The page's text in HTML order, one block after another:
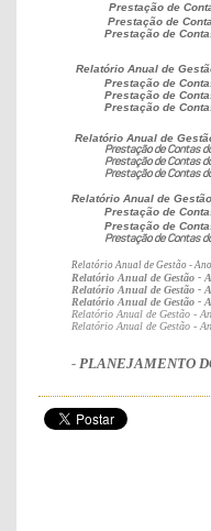
Prestação de
Prestação de
Prestação de
Relatório Anual de
Prestação de
Prestação de
Prestação de
Relatório Anual de
Prestação de Contas
Prestação de Contas
Prestação de Contas
Relatório Anual de
Prestação de
Prestação de
Prestação de Contas
Relatório Anual de Gestão -
Relatório Anual de Gestão -
Relatório Anual de Gestão -
Relatório Anual de Gestão -
Relatório Anual de Gestão -
Relatório Anual de Gestão -
- PLANEJAMENTO